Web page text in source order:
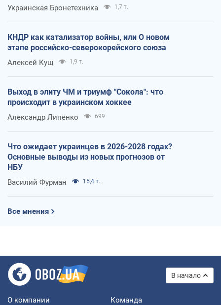
Украинская Бронетехника 1,7 т.
КНДР как катализатор войны, или О новом
этапе российско-северокорейского союза
Алексей Кущ 1,9 т.
Выход в элиту ЧМ и триумф "Сокола": что
происходит в украинском хоккее
Александр Липенко 699
Что ожидает украинцев в 2026-2028 годах?
Основные выводы из новых прогнозов от
НБУ
Василий Фурман 15,4 т.
Все мнения
В начало
О компании Команда